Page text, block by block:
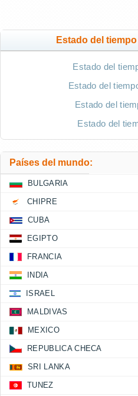
Estado del
Estado del
Estado del
Estado del
Estado del
Países del mundo:
BULGARIA
CHIPRE
CUBA
EGIPTO
FRANCIA
INDIA
ISRAEL
MALDIVAS
MEXICO
REPUBLICA CHECA
SRI LANKA
TUNEZ